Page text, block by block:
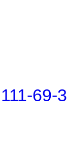
69-3